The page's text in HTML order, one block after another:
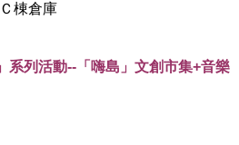
棟倉庫
系列活動-- 「嗨島」文創市集+音樂